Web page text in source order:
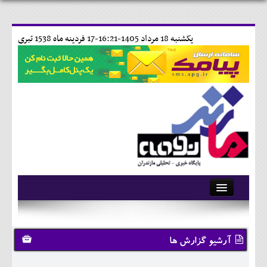
17 فردينه ماه 1538 تبری يکشنبه 18 مرداد 1405-16:21-
آرشیو
تماس با ما
وبلاگ
آرشیو گزارش ها